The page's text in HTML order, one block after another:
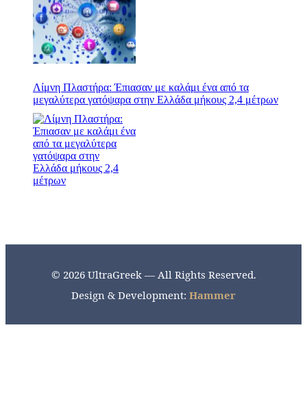
Λίμνη Πλαστήρα: Έπιασαν με καλάμι ένα από τα
μεγαλύτερα γατόψαρα στην Ελλάδα μήκους 2,4 μέτρων
© 2026 UltraGreek — All Rights Reserved.
Design & Development: Hammer